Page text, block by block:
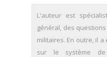
L'auteur est
général, des
militaires. En outre, il
sur le système de